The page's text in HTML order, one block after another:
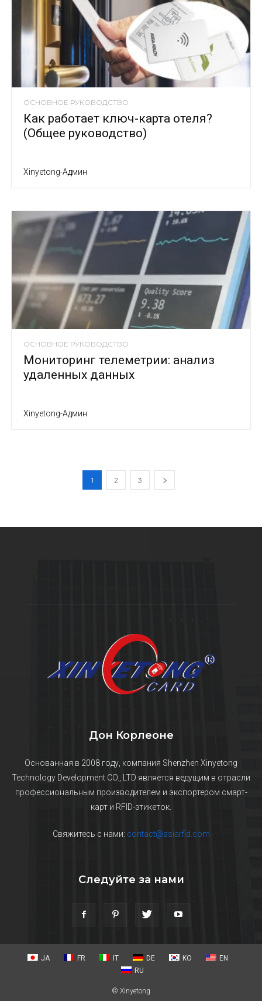
ОСНОВНОЕ РУКОВОДСТВО
Как работает ключ-карта отеля?
(Общее руководство)
Xinyetong-Админ
ОСНОВНОЕ РУКОВОДСТВО
Мониторинг телеметрии: анализ
удаленных данных
Xinyetong-Админ
1 2 3
Дон Корлеоне
Основанная в 2008 году, компания Shenzhen Xinyetong
Technology Development CO., LTD является ведущим в отрасли
профессиональным производителем и экспортером смарт-
карт и RFID-этикеток.
Свяжитесь с нами: contact@asiarfid.com
Следуйте за нами
JA FR IT DE KO
EN
RU
© Xinyetong